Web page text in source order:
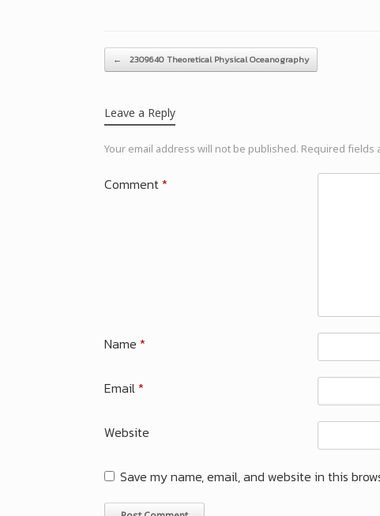
Post navigation
← 2309640 Theoretical Physical Oceanography
Leave a Reply
Your email address will not be published. Required fields
Comment*
Name *
Email*
Website
Save my name, email, and website in this